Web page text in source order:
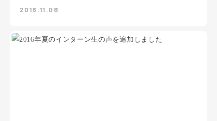
2016.11.08